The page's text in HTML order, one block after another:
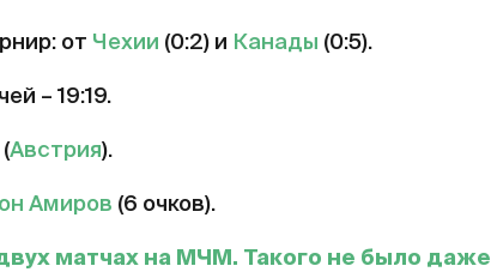
от Чехии (0:2) и Канады (0:5).
– 19:19.
Австрия).
Амиров (6 очков).
матчах на МЧМ. Такого не было даже